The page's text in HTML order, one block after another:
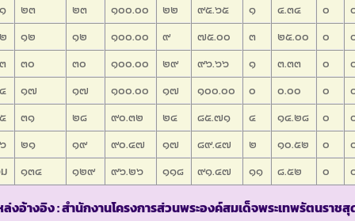
๒๓ ๒๓ ๑๐๐.๐๐ ๒๒ ๙๕.๖๕ ๑ ๔.๓๔ ๐
๑๒ ๑๒ ๑๐๐.๐๐ ๙ ๗๕.๐๐ ๓ ๒๕.๐๐ ๐
๓๐ ๓๐ ๑๐๐.๐๐ ๒๙ ๙๖.๖๖ ๑ ๓.๓๓ ๐
๑๗ ๑๗ ๑๐๐.๐๐ ๑๗ ๑๐๐.๐๐ ๐ ๐.๐๐ ๐
๓๑ ๒๘ ๙๐.๓๒ ๒๔ ๘๕.๗๑ ๔ ๑๔.๒๘ ๐
๒๑ ๑๙ ๙๐.๔๗ ๑๗ ๘๙.๔๗ ๒ ๑๐.๕๒ ๐
๑๓๔ ๑๒๙ ๙๖.๒๖ ๑๑๘ ๙๑.๔๗ ๑๑ ๘.๕๒ ๐
งอ้างอิง : สำนักงานโครงการส่วนพระองค์สมเด็จพระเทพรัตนราชสุ